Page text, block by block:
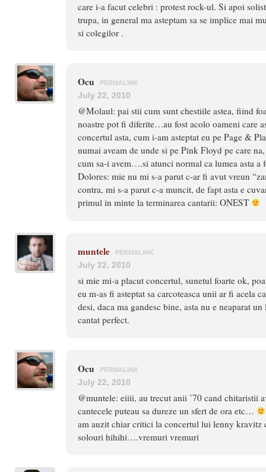
care i-a facut celebri : protest rock-ul. Si apoi
trupa, in general ma asteptam sa se implice mai
si colegilor .
Ocu PERMALINK
July 22, 2010
@Molaul: pai stii cum sunt chestiile astea, fiind
noastre pot fi diferite…au fost acolo oameni care
concertul asta, cum i-am asteptat eu pe Page &
numai aveam de unde si pe Pink Floyd pe care
cum sa-i avem….si atunci normal ca lumea asta a
Dolores: mie nu mi s-a parut c-ar fi avut vreun
contra, mi s-a parut c-a muncit, de fapt asta e
primul in minte la terminarea cantarii: ONEST
muntele PERMALINK
July 22, 2010
si mie mi-a placut concertul, sunetul foarte ok,
eu m-as fi asteptat sa carcoteasca unii ar fi acela
desi, daca ma gandesc bine, asta nu e neaparat
cantat perfect.
Ocu PERMALINK
July 22, 2010
@muntele: eiiii, au trecut anii ’70 cand chitaristii
cantecele puteau sa dureze un sfert de ora etc…
am auzit chiar critici la concertul lui lenny kravitz
solouri hihihi….vremuri vremuri